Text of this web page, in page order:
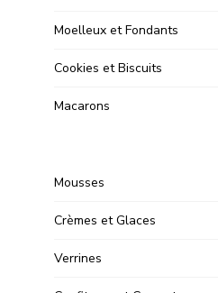
Moelleux et Fondants
Cookies et Biscuits
Macarons
Mousses
Crèmes et Glaces
Verrines